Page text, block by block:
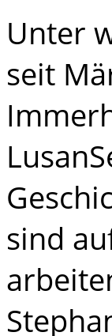
Unter
seit
sind